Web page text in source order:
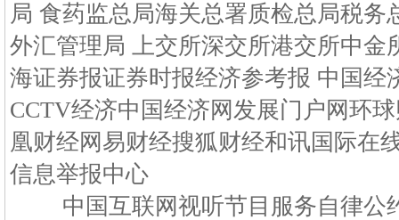
局 食药监总局海关总署质检总局税务
外汇管理局 上交所深交所港交所中金
海证券报证券时报经济参考报 中国经
CCTV经济中国经济网发展门户网环
凰财经网易财经搜狐财经和讯国际在
信息举报中心
中国互联网视听节目服务自律公